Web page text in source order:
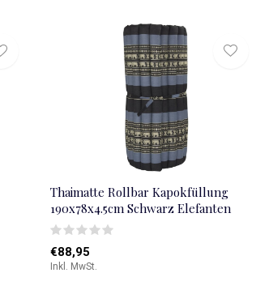
Thaimatte Rollbar Kapokfüllung
190x78x4.5cm Schwarz Elefanten
€88,95
Inkl. MwSt.